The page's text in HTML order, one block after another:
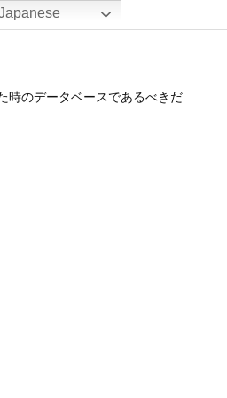
時のデータベースであるべきだ